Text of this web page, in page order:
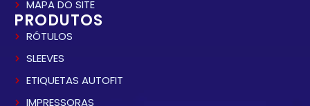
MAPA DO SITE
PRODUTOS
RÓTULOS
SLEEVES
ETIQUETAS AUTOFIT
IMPRESSORAS